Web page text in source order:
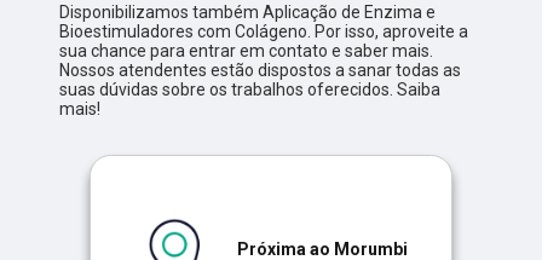
Disponibilizamos também Aplicação de Enzima e
Bioestimuladores com Colágeno. Por isso, aproveite a
sua chance para entrar em contato e saber mais.
Nossos atendentes estão dispostos a sanar todas as
suas dúvidas sobre os trabalhos oferecidos. Saiba
mais!
Próxima ao Morumbi